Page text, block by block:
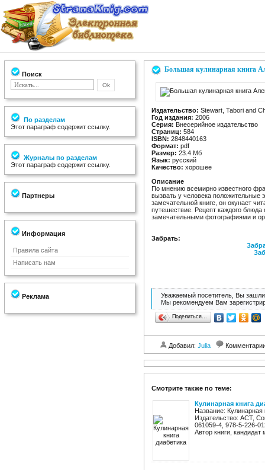
Поиск
По разделам
Этот параграф содержит ссылку.
Журналы по разделам
Этот параграф содержит ссылку.
Партнеры
Информация
Правила сайта
Написать нам
Реклама
Большая кулинарная книга
Издательство: Stewart, Tabori and
Год издания: 2006
Серия: Внесерийное издательство
Страниц: 584
ISBN: 2848440163
Формат: pdf
Размер: 23.4 Мб
Язык: русский
Качество: хорошее
Описание
По мнению всемирно известного
вызвать у человека положительные
замечательной книге, он окунает
путешествие. Рецепт каждого
замечательными фотографиями и
Забрать:
Уважаемый посетитель, Вы зашли
Мы рекомендуем Вам
Поделиться…
Добавил: Julia
Смотрите также по теме:
Кулинарная книга
Название: Кулинарная
Издательство: ACT,
061059-4, 978-5-226-
Автор книги, кандидат